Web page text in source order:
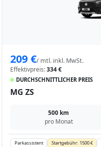
209 €/ mtl. inkl. MwSt.
Effektivpreis:334 €
DURCHSCHNITTLICHER PREIS
MG ZS
500 km
pro Monat
Parkassistent Startgebühr: 1500 €